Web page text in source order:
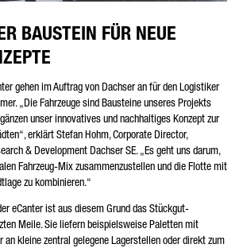
BAUSTEIN FÜR NEUE
gehen im Auftrag von Dachser an für den Logistiker
„Die Fahrzeuge sind Bausteine unseres Projekts
unser innovatives und nachhaltiges Konzept zur
erklärt Stefan Hohm, Corporate Director,
& Development Dachser SE. „Es geht uns darum,
Fahrzeug-Mix zusammenzustellen und die Flotte mit
zu kombinieren.“
eCanter ist aus diesem Grund das Stückgut-
Meile. Sie liefern beispielsweise Paletten mit
an kleine zentral gelegene Lagerstellen oder direkt zum